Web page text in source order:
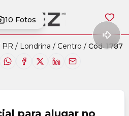
10 Fotos
PR / Londrina / Centro / Cód. 1787
para alugar no